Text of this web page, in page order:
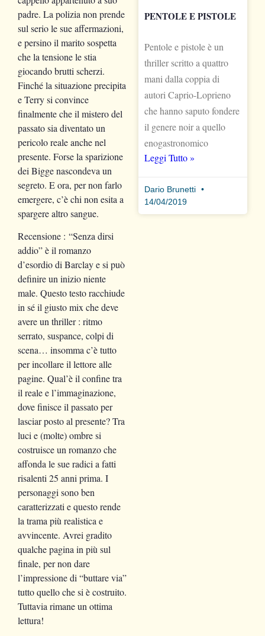
padre. La polizia non prende
sul serio le sue affermazioni,
e persino il marito sospetta
che la tensione le stia
giocando brutti scherzi.
Finchéla situazione precipita
e Terry si convince
finalmente che il mistero del
passato sia diventato un
pericolo reale anche nel
presente. Forse la sparizione
dei Bigge nascondeva un
segreto. E ora, per non farlo
emergere, c’è chi non esita a
spargere altro sangue.
Recensione : “Senza dirsi
addio” è il romanzo
d’esordio di Barclay e si può
definire un inizio niente
male. Questo testo racchiude
in sé il giusto mix che deve
avere un thriller : ritmo
serrato, suspance, colpi di
scena… insomma c’è tutto
per incollare il lettore alle
pagine. Qual’è il confine tra
il reale e l’immaginazione,
dove finisce il passato per
lasciar posto al presente? Tra
luci e (molte) ombre si
costruisce un romanzo che
affonda le sue radici a fatti
risalenti 25 anni prima. I
personaggi sono ben
caratterizzati e questo rende
la trama più realistica e
avvincente. Avrei gradito
qualche pagina in più sul
finale, per non dare
l’impressione di “buttare via”
tutto quello che si è costruito.
Tuttavia rimane un ottima
lettura!
PENTOLE E PISTOLE
Pentole e pistole è un
thriller scritto a quattro
mani dalla coppia di
autori Caprio-Loprieno
che hanno saputo fondere
il genere noir a quello
enogastronomico
Leggi Tutto »
Dario Brunetti
14/04/2019